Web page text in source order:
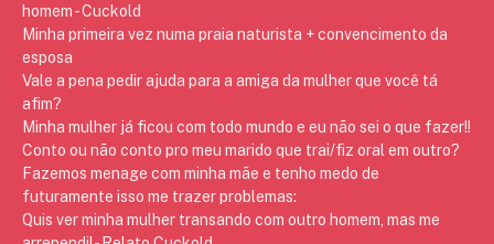
homem - Cuckold
Minha primeira vez numa praia naturista + convencimento da
esposa
Vale a pena pedir ajuda para a amiga da mulher que você tá
afim?
Minha mulher já ficou com todo mundo e eu não sei o que fazer!!
Conto ou não conto pro meu marido que trai/fiz oral em outro?
Fazemos menage com minha mãe e tenho medo de
futuramente isso me trazer problemas:
Quis ver minha mulher transando com outro homem, mas me